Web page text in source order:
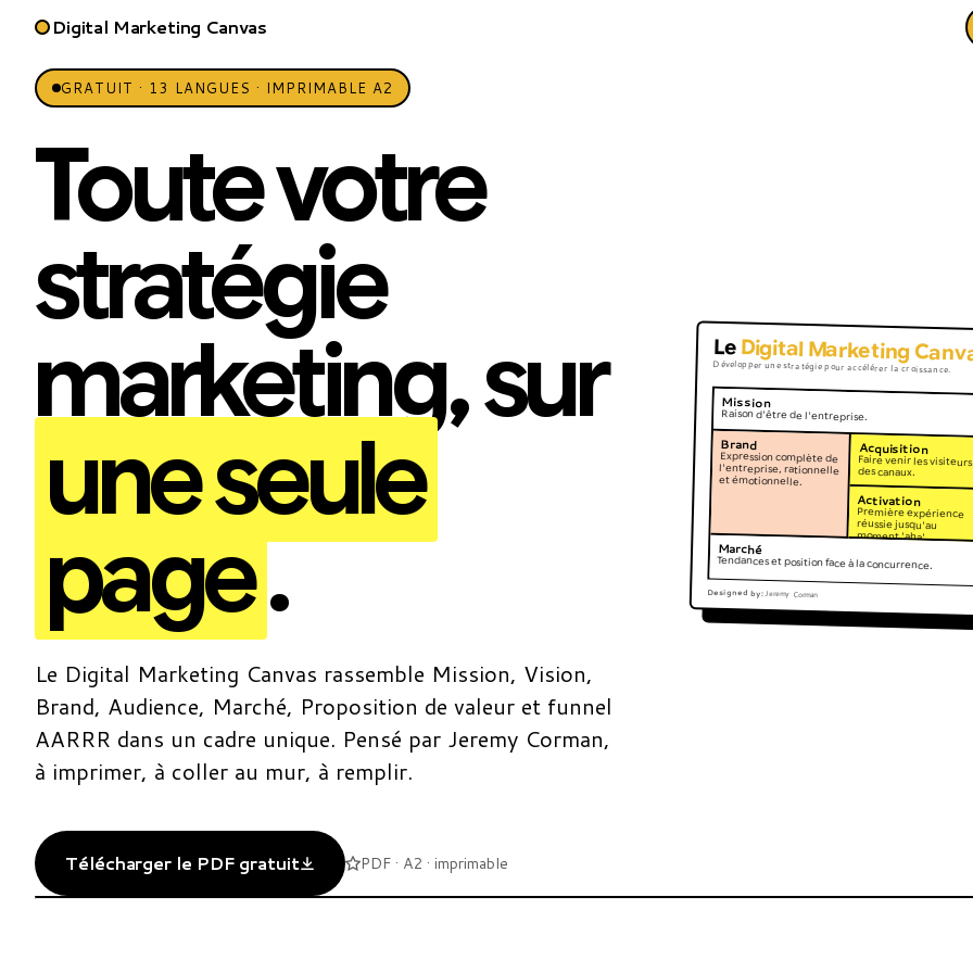
Digital Marketing Canvas
GRATUIT · 13 LANGUES · IMPRIMABLE A2
Toute votre
stratégie
marketing, sur
une seule
page.
Le Digital Marketing Canvas rassemble Mission, Vision,
Brand, Audience, Marché, Proposition de valeur et funnel
AARRR dans un cadre unique. Pensé par Jeremy Corman,
à imprimer, à coller au mur, à remplir.
Télécharger le PDF gratuit PDF · A2 · imprimable
Le Digital Marketing
Développer une stratégie pour accélérer la croissance.
Mission
Raison d'être de l'entreprise.
Brand
Expression complète de
l'entreprise, rationnelle
et émotionnelle.
Acquisition
Faire venir les visiteurs
des canaux.
Activation
Première expérience
réussie jusqu'au
moment 'aha'.
Marché
Tendances et position face à la concurrence.
Designed by:Jeremy Corman